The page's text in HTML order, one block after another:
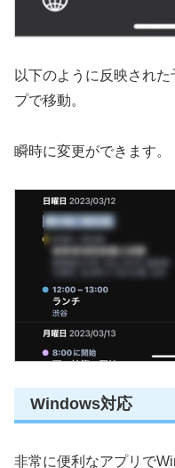
以下のように反映され
プで移動。
瞬時に変更ができます。
Windows対応
非常に便利なアプリで